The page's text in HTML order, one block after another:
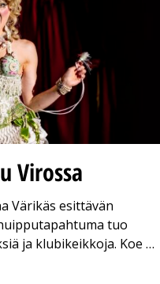
Virossa
Värikäs esittävän
tuo
ja klubikeikkoja. Koe …